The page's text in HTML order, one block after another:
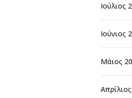
Ιούλιος
Ιούνιος
Μάιος